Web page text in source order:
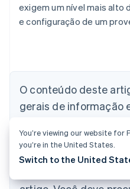
exigem um nível mais alto
e configuração de um
O conteúdo deste
gerais de informação
jurídico ou tributário.
exatidão, integridade,
Austrália
Áustria
Bélgica
NederlandsFrançaisDeutsch
Brasil
Bulgária
You’re viewing our website
you’re in the United States.
Switch to the United